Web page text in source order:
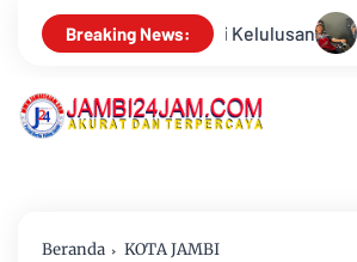
Breaking News:
Alirkan Kepedulian, Sinsen Gelar
Beranda KOTA JAMBI